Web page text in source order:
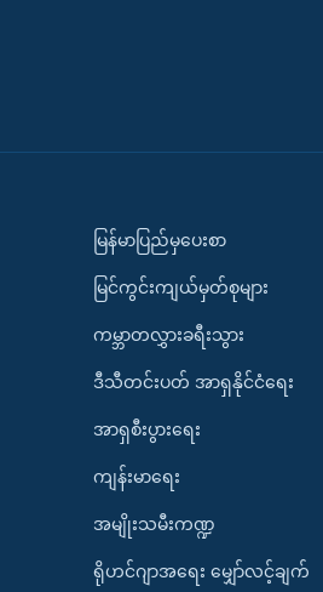
မြန်မာပြည်မှပေးစာ
မြင်ကွင်းကျယ်မှတ်စုများ
ကမ္ဘာတလွှားခရီးသွား
ဒီသီတင်းပတ် အာရှနိုင်ငံရေး
အာရှစီးပွားရေး
ကျန်းမာရေး
အမျိုးသမီးကဏ္ဍ
ရိုဟင်ဂျာအရေး မျှော်လင့်ချက်